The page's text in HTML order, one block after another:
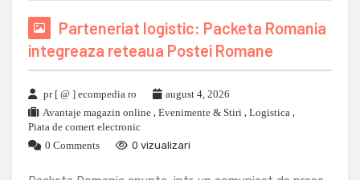
Parteneriat logistic: Packeta Romania
integreaza reteaua Postei Romane
pr [ @ ] ecompedia ro
august 4, 2026
Avantaje magazin online , Evenimente & Stiri , Logistica ,
Piata de comert electronic
0 Comments
0 vizualizari